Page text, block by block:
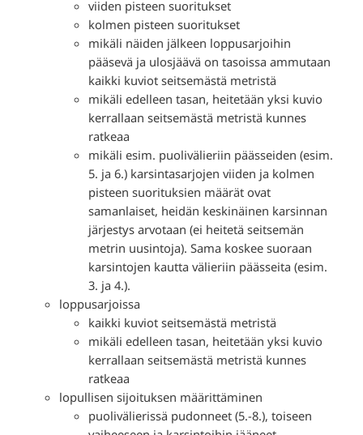
viiden pisteen suoritukset
kolmen pisteen suoritukset
mikäli näiden jälkeen loppusarjoihin
pääsevä ja ulosjäävä on tasoissa ammutaan
kaikki kuviot seitsemästä metristä
mikäli edelleen tasan, heitetään yksi kuvio
kerrallaan seitsemästä metristä kunnes
ratkeaa
mikäli esim. puolivälieriin päässeiden (esim.
5. ja 6.) karsintasarjojen viiden ja kolmen
pisteen suorituksien määrät ovat
samanlaiset, heidän keskinäinen karsinnan
järjestys arvotaan (ei heitetä seitsemän
metrin uusintoja). Sama koskee suoraan
karsintojen kautta välieriin päässeita (esim.
3. ja 4.).
loppusarjoissa
kaikki kuviot seitsemästä metristä
mikäli edelleen tasan, heitetään yksi kuvio
kerrallaan seitsemästä metristä kunnes
ratkeaa
lopullisen sijoituksen määrittäminen
puolivälierissä pudonneet (5.-8.), toiseen